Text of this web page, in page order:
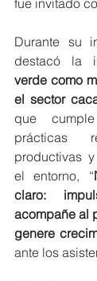
Durante su
destacó la
verde como
el sector
que
prácticas
productivas
el entorno, “
claro:
acompañe al
genere
ante los